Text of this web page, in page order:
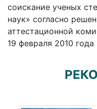
соискание ученых
наук» согласно
аттестационной
19 февраля 2010